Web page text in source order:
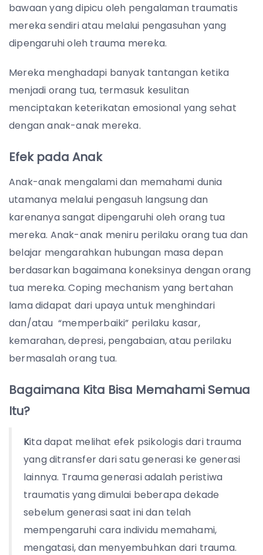
bawaan yang dipicu oleh pengalaman traumatis
mereka sendiri atau melalui pengasuhan yang
dipengaruhi oleh trauma mereka.
Mereka menghadapi banyak tantangan ketika
menjadi orang tua, termasuk kesulitan
menciptakan keterikatan emosional yang sehat
dengan anak-anak mereka.
Efek pada Anak
Anak-anak mengalami dan memahami dunia
utamanya melalui pengasuh langsung dan
karenanya sangat dipengaruhi oleh orang tua
mereka. Anak-anak meniru perilaku orang tua dan
belajar mengarahkan hubungan masa depan
berdasarkan bagaimana koneksinya dengan orang
tua mereka. Coping mechanism yang bertahan
lama didapat dari upaya untuk menghindari
dan/atau “memperbaiki” perilaku kasar,
kemarahan, depresi, pengabaian, atau perilaku
bermasalah orang tua.
Bagaimana Kita Bisa Memahami Semua
Itu?
Kita dapat melihat efek psikologis dari trauma
yang ditransfer dari satu generasi ke generasi
lainnya. Trauma generasi adalah peristiwa
traumatis yang dimulai beberapa dekade
sebelum generasi saat ini dan telah
mempengaruhi cara individu memahami,
mengatasi, dan menyembuhkan dari trauma.